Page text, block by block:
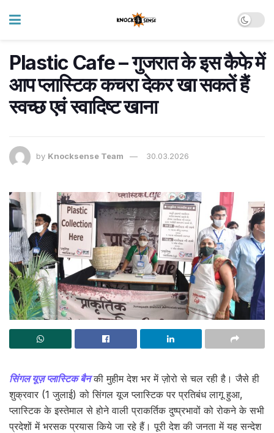
Plastic Cafe – गुजरात के इस कैफे में
आप प्लास्टिक कचरा देकर खा सकतें हैं
स्वच्छ एवं स्वादिष्ट खाना
by Knocksense Team 30.03.2026
सिंगल यूज़ प्लास्टिक बैनकी मुहीम देश भर में ज़ोरो से चल रही है। जैसे ही
शुक्रवार (1 जुलाई) को सिंगल यूज प्लास्टिक पर प्रतिबंध लागू हुआ,
प्लास्टिक के इस्तेमाल से होने वाली प्राकर्तिक दुष्प्रभावों को रोकने के सभी
प्रदेशों में भरसक प्रयास किये जा रहे हैं। पूरी देश की जनता में यह सन्देश